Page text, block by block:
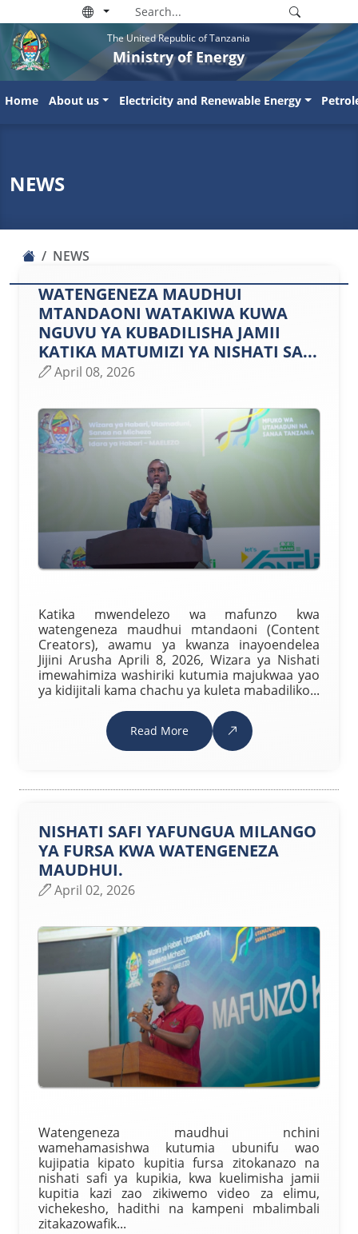
The United Republic of Tanzania
Ministry of Energy
Home About us Electricity and Renewable Energy
NEWS
NEWS
WATENGENEZA MAUDHUI
MTANDAONI WATAKIWA KUWA
NGUVU YA KUBADILISHA JAMII
KATIKA MATUMIZI YA NISHATI SA...
April 08, 2026
Katika mwendelezo wa mafunzo kwa
watengeneza maudhui mtandaoni (Content
Creators), awamu ya kwanza inayoendelea
Jijini Arusha Aprili 8, 2026, Wizara ya Nishati
imewahimiza washiriki kutumia majukwaa yao
ya kidijitali kama chachu ya kuleta mabadiliko...
Read More
NISHATI SAFI YAFUNGUA MILANGO
YA FURSA KWA WATENGENEZA
MAUDHUI.
April 02, 2026
Watengeneza maudhui nchini
wamehamasishwa kutumia ubunifu wao
kujipatia kipato kupitia fursa zitokanazo na
nishati safi ya kupikia, kwa kuelimisha jamii
kupitia kazi zao zikiwemo video za elimu,
vichekesho, hadithi na kampeni mbalimbali
zitakazowafik...